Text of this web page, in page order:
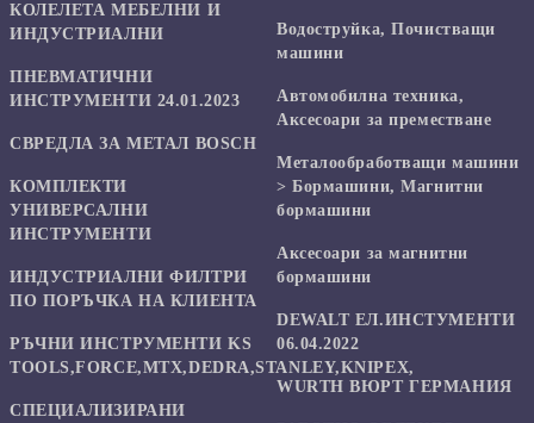
КОЛЕЛЕТА МЕБЕЛНИ И
ИНДУСТРИАЛНИ
ПНЕВМАТИЧНИ
ИНСТРУМЕНТИ 24.01.2023
СВРЕДЛА ЗА МЕТАЛ BOSCH
КОМПЛЕКТИ
УНИВЕРСАЛНИ
ИНСТРУМЕНТИ
ИНДУСТРИАЛНИ ФИЛТРИ
ПО ПОРЪЧКА НА КЛИЕНТА
РЪЧНИ ИНСТРУМЕНТИ KS
TOOLS,FORCE,MTX,DEDRA,STANLEY,KNIPEX,
СПЕЦИАЛИЗИРАНИ
Водоструйка, Почистващи
машини
Автомобилна техника,
Аксесоари за преместване
Mеталообработващи машини
> Бормашини, Магнитни
бормашини
Аксесоари за магнитни
бормашини
DEWALT ЕЛ.ИНСТУМЕНТИ
06.04.2022
WURTH ВЮРТ ГЕРМАНИЯ